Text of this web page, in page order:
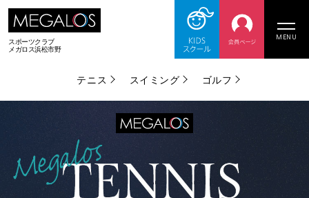
スポーツクラブ
メガロス浜松市野
MENU
テニス スイミング ゴルフ